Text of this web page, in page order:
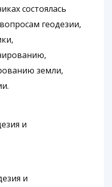
состоялась
геодезии,
земли,
и